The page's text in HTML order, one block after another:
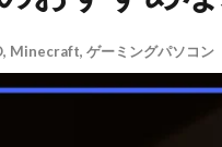
, Minecraft, ゲーミングパソコン